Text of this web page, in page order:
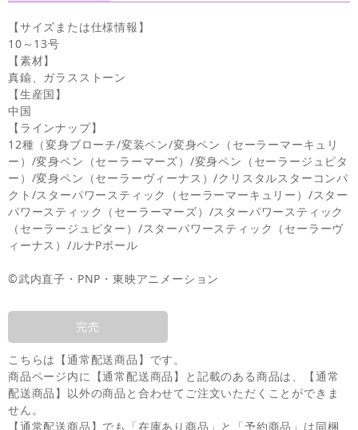
【サイズまたは仕様情報】
10～13号
【素材】
真鍮、ガラスストーン
【生産国】
中国
【ラインナップ】
12種（変身ブローチ/変装ペン/変身ペン（セーラーマーキュリ
ー）/変身ペン（セーラーマーズ）/変身ペン（セーラージュピタ
ー）/変身ペン（セーラーヴィーナス）/クリスタルスターコンパ
クト/スターパワースティック（セーラーマーキュリー）/スター
パワースティック（セーラーマーズ）/スターパワースティック
（セーラージュピター）/スターパワースティック（セーラーヴ
ィーナス）/ルナPボール
©武内直子・PNP・東映アニメーション
完売
こちらは【通常配送商品】です。
商品ページ内に【通常配送商品】と記載のある商品は、【通常
配送商品】以外の商品と合わせてご注文いただくことができま
せん。
【通常配送商品】でも「在庫あり商品」と「予約商品」は同梱